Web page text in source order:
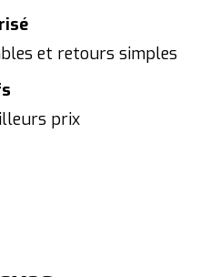
et retours simples
prix